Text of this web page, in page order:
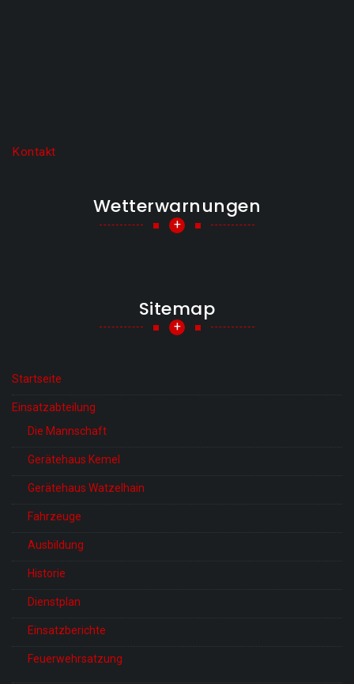
Kontakt
Wetterwarnungen
+
Sitemap
+
Startseite
Einsatzabteilung
Die Mannschaft
Gerätehaus Kemel
Gerätehaus Watzelhain
Fahrzeuge
Ausbildung
Historie
Dienstplan
Einsatzberichte
Feuerwehrsatzung